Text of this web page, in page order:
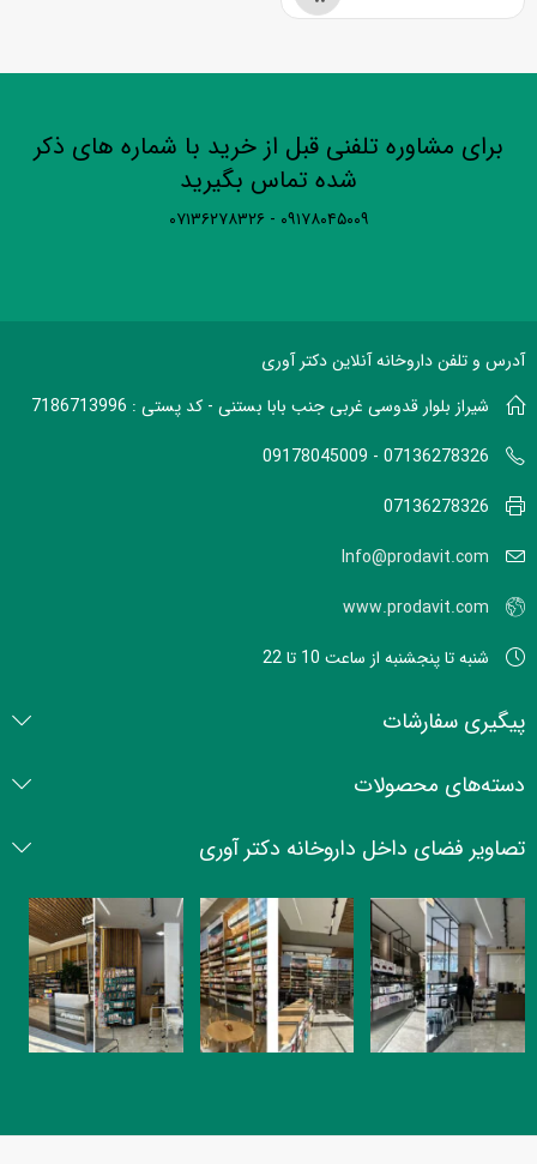
برای مشاوره تلفنی قبل از خرید با شماره های ذکر
شده تماس بگیرید
۰۹۱۷۸۰۴۵۰۰۹ - ۰۷۱۳۶۲۷۸۳۲۶
آدرس و تلفن داروخانه آنلاین دکتر آوری
شیراز بلوار قدوسی غربی جنب بابا بستنی - کد پستی : 7186713996
07136278326 - 09178045009
07136278326
Info@prodavit.com
www.prodavit.com
شنبه تا پنجشنبه از ساعت 10 تا 22
پیگیری سفارشات
دسته‌های محصولات
تصاویر فضای داخل داروخانه دکتر آوری